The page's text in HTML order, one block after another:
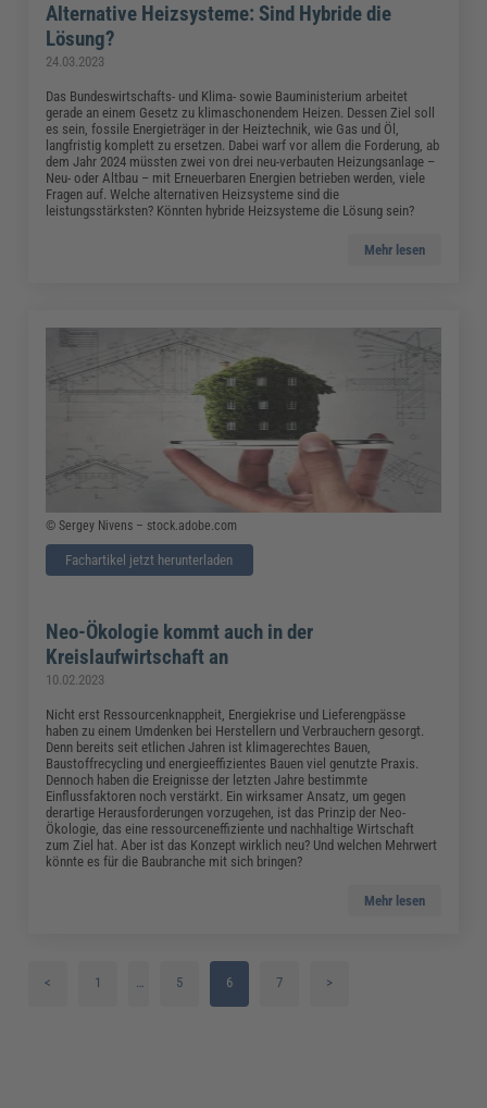
Alternative Heizsysteme: Sind Hybride die
Lösung?
24.03.2023
Das Bundeswirtschafts- und Klima- sowie Bauministerium arbeitet
gerade an einem Gesetz zu klimaschonendem Heizen. Dessen Ziel soll
es sein, fossile Energieträger in der Heiztechnik, wie Gas und Öl,
langfristig komplett zu ersetzen. Dabei warf vor allem die Forderung, ab
dem Jahr 2024 müssten zwei von drei neu-verbauten Heizungsanlage –
Neu- oder Altbau – mit Erneuerbaren Energien betrieben werden, viele
Fragen auf. Welche alternativen Heizsysteme sind die
leistungsstärksten? Könnten hybride Heizsysteme die Lösung sein?
Mehr lesen
© Sergey Nivens – stock.adobe.com
Fachartikel jetzt herunterladen
Neo-Ökologie kommt auch in der
Kreislaufwirtschaft an
10.02.2023
Nicht erst Ressourcenknappheit, Energiekrise und Lieferengpässe
haben zu einem Umdenken bei Herstellern und Verbrauchern gesorgt.
Denn bereits seit etlichen Jahren ist klimagerechtes Bauen,
Baustoffrecycling und energieeffizientes Bauen viel genutzte Praxis.
Dennoch haben die Ereignisse der letzten Jahre bestimmte
Einflussfaktoren noch verstärkt. Ein wirksamer Ansatz, um gegen
derartige Herausforderungen vorzugehen, ist das Prinzip der Neo-
Ökologie, das eine ressourceneffiziente und nachhaltige Wirtschaft
zum Ziel hat. Aber ist das Konzept wirklich neu? Und welchen Mehrwert
könnte es für die Baubranche mit sich bringen?
Mehr lesen
< 1 … 5 6 7 >